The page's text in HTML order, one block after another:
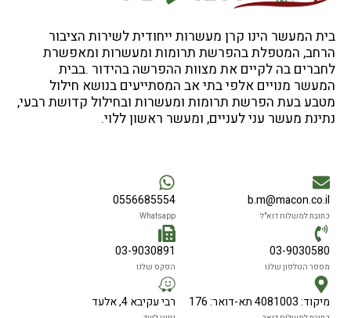
בית המעשר הינו קרן מעשרות ייחודית לשירות הציבור
הרחב, המטפלת בהפרשת תרומות ומעשרות ומאפשרת
לחברים בה לקיים את מצוות ההפרשה בהידור .בבית
המעשר מנויים אלפי בתי אב המסתייעים בנושא חילול
מטבע בעת הפרשת תרומות ומעשרות ובחילול קדושת רבעי,
נתינת מעשר עני לעניים, ומעשר ראשון ללוי.
b.m@macon.co.il
כתובת למשלוח דוא"ל
0556685554
Whatsapp
03-9030580
מספר הטלפון שלנו
03-9030891
הפקס שלנו
מיקוד: 4081003 תא-דואר: 176 רבי עקיבא 4, אלעד